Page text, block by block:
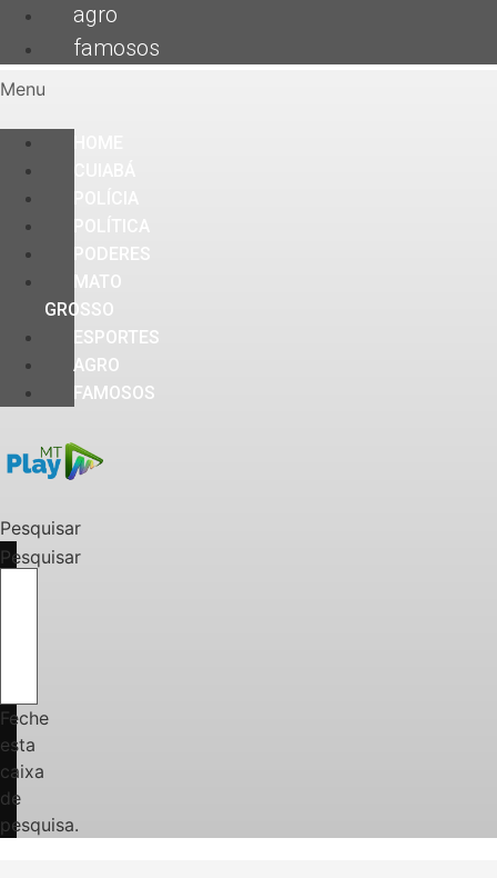
agro
famosos
Menu
PODERES
MATO
GROSSO
ESPORTES
AGRO
FAMOSOS
Pesquisar
Pesquisar
Feche
esta
caixa
de
pesquisa.